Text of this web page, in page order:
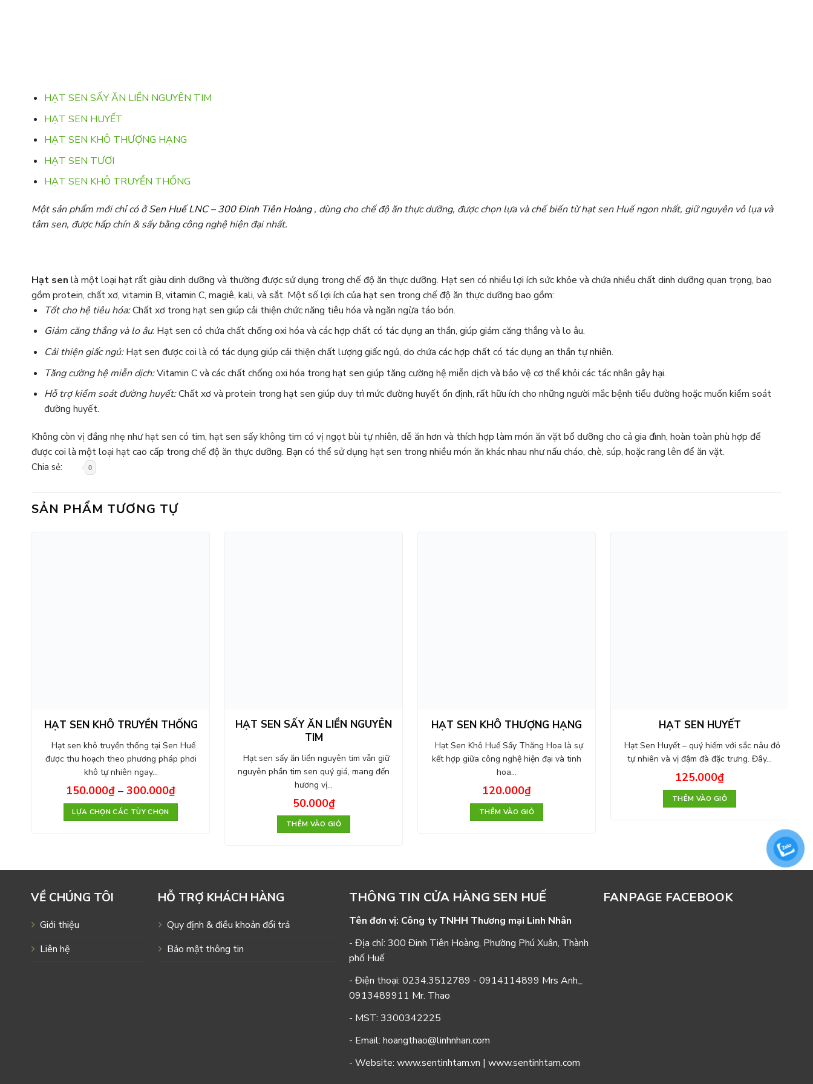
HẠT SEN SẤY ĂN LIỀN NGUYÊN TIM
HẠT SEN HUYẾT
HẠT SEN KHÔ THƯỢNG HẠNG
HẠT SEN TƯƠI
HẠT SEN KHÔ TRUYỀN THỐNG
Một sản phẩm mới chỉ có ởSen Huế LNC – 300 Đinh Tiên Hoàng, dùng cho chế độ ăn thực dưỡng, được chọn lựa và chế biến từ hạt sen Huế ngon nhất, giữ nguyên vỏ lụa và
tâm sen, được hấp chín & sấy bằng công nghệ hiện đại nhất.
Hạt sen là một loại hạt rất giàu dinh dưỡng và thường được sử dụng trong chế độ ăn thực dưỡng. Hạt sen có nhiều lợi ích sức khỏe và chứa nhiều chất dinh dưỡng quan trọng, bao
gồm protein, chất xơ, vitamin B, vitamin C, magiê, kali, và sắt. Một số lợi ích của hạt sen trong chế độ ăn thực dưỡng bao gồm:
Tốt cho hệ tiêu hóa:Chất xơ trong hạt sen giúp cải thiện chức năng tiêu hóa và ngăn ngừa táo bón.
Giảm căng thẳng và lo âu: Hạt sen có chứa chất chống oxi hóa và các hợp chất có tác dụng an thần, giúp giảm căng thẳng và lo âu.
Cải thiện giấc ngủ:Hạt sen được coi là có tác dụng giúp cải thiện chất lượng giấc ngủ, do chứa các hợp chất có tác dụng an thần tự nhiên.
Tăng cường hệ miễn dịch:Vitamin C và các chất chống oxi hóa trong hạt sen giúp tăng cường hệ miễn dịch và bảo vệ cơ thể khỏi các tác nhân gây hại.
Hỗ trợ kiểm soát đường huyết:Chất xơ và protein trong hạt sen giúp duy trì mức đường huyết ổn định, rất hữu ích cho những người mắc bệnh tiểu đường hoặc muốn kiểm soát
đường huyết.
Không còn vị đắng nhẹ như hạt sen có tim, hạt sen sấy không tim có vị ngọt bùi tự nhiên, dễ ăn hơn và thích hợp làm món ăn vặt bổ dưỡng cho cả gia đình, hoàn toàn phù hợp để
được coi là một loại hạt cao cấp trong chế độ ăn thực dưỡng. Bạn có thể sử dụng hạt sen trong nhiều món ăn khác nhau như nấu cháo, chè, súp, hoặc rang lên để ăn vặt.
Chia sẻ: 0
SẢN PHẨM TƯƠNG TỰ
HẠT SEN KHÔ TRUYỀN THỐNG
Hạt sen khô truyền thống tại Sen Huế
được thu hoạch theo phương pháp phơi
khô tự nhiên ngay…
150.000₫ – 300.000₫
LỰA CHỌN CÁC TÙY CHỌN
HẠT SEN SẤY ĂN LIỀN NGUYÊN
TIM
Hạt sen sấy ăn liền nguyên tim vẫn giữ
nguyên phần tim sen quý giá, mang đến
hương vị…
50.000₫
THÊM VÀO GIỎ
HẠT SEN KHÔ THƯỢNG HẠNG
Hạt Sen Khô Huế Sấy Thăng Hoa là sự
kết hợp giữa công nghệ hiện đại và tinh
hoa…
120.000₫
THÊM VÀO GIỎ
HẠT SEN HUYẾT
Hạt Sen Huyết – quý hiếm với sắc nâu đỏ
tự nhiên và vị đậm đà đặc trưng. Đây…
125.000₫
THÊM VÀO GIỎ
VỀ CHÚNG TÔI
Giới thiệu
Liên hệ
HỖ TRỢ KHÁCH HÀNG
Quy định & điều khoản đổi trả
Bảo mật thông tin
THÔNG TIN CỬA HÀNG SEN HUẾ
Tên đơn vị: Công ty TNHH Thương mại Linh Nhân
- Địa chỉ: 300 Đinh Tiên Hoàng, Phường Phú Xuân, Thành
phố Huế
- Điện thoại: 0234.3512789 - 0914114899 Mrs Anh_
0913489911 Mr. Thao
- MST: 3300342225
- Email: hoangthao@linhnhan.com
- Website: www.sentinhtam.vn | www.sentinhtam.com
FANPAGE FACEBOOK